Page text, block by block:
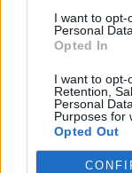
I want to opt-
Personal
Opted In
I want to opt-
Retention,
Personal
Purposes for
Opted Out
Zjarr në
Izolohet flaka në
shkrumbohen 3
me shkurre e
kufirin mes